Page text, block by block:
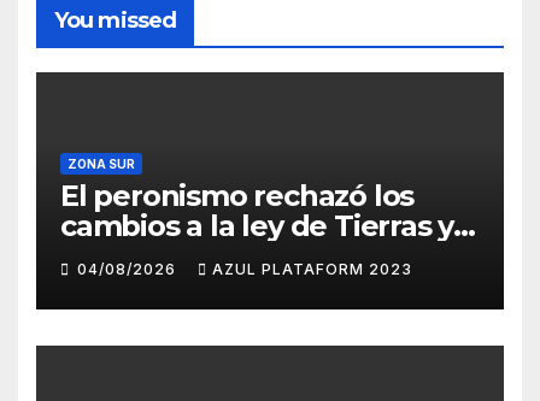
You missed
ZONA SUR
El peronismo rechazó los
cambios a la ley de Tierras y
convocó a movilizarse el
jueves en contra del
Gobierno
04/08/2026 AZUL PLATAFORM 2023